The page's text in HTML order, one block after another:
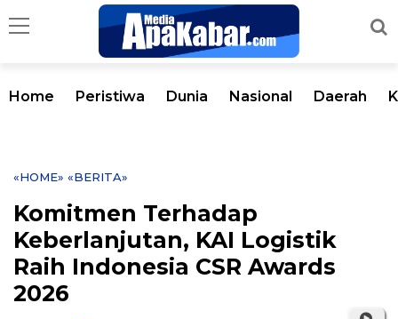
Home Peristiwa Dunia Nasional Daerah
«HOME» «BERITA»
Komitmen Terhadap
Keberlanjutan, KAI Logistik
Raih Indonesia CSR Awards
2026